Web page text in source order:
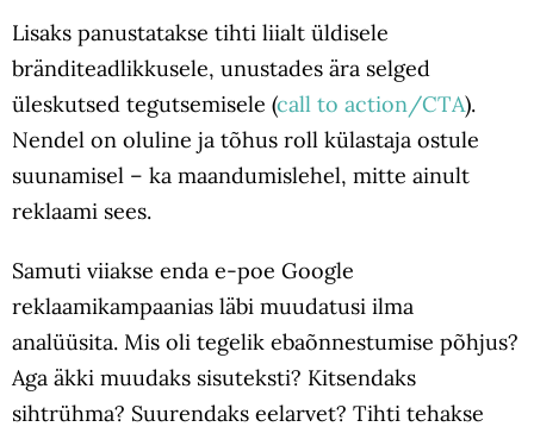
Lisaks panustatakse tihti liialt üldisele
bränditeadlikkusele, unustades ära selged
üleskutsed tegutsemisele (call to action/CTA).
Nendel on oluline ja tõhus roll külastaja ostule
suunamisel – ka maandumislehel, mitte ainult
reklaami sees.
Samuti viiakse enda e-poe Google
reklaamikampaanias läbi muudatusi ilma
analüüsita. Mis oli tegelik ebaõnnestumise põhjus?
Aga äkki muudaks sisuteksti? Kitsendaks
sihtrühma? Suurendaks eelarvet? Tihti tehakse